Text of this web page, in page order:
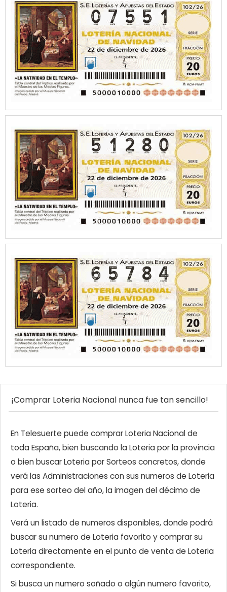
¡Comprar Loteria Nacional nunca fue tan sencillo!
En Telesuerte puede comprar Loteria Nacional de
toda España, bien buscando la Loteria por la provincia
o bien buscar Loteria por Sorteos concretos, donde
verá las Administraciones con sus numeros de Loteria
para ese sorteo del año, la imagen del décimo de
Loteria.
Verá un listado de numeros disponibles, donde podrá
buscar su numero de Loteria favorito y comprar su
Loteria directamente en el punto de venta de Loteria
correspondiente.
Si busca un numero soñado o algún numero favorito,